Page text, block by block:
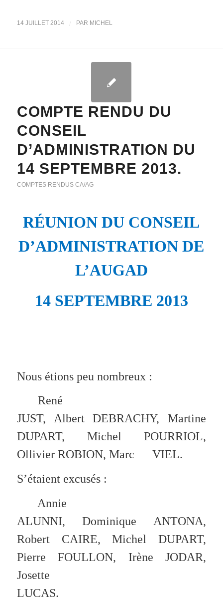
14 JUILLET 2014 / PAR MICHEL
COMPTE RENDU DU
CONSEIL
D’ADMINISTRATION DU
14 SEPTEMBRE 2013.
COMPTES RENDUS CA/AG
RÉUNION DU CONSEIL
D’ADMINISTRATION DE
L’AUGAD
14 SEPTEMBRE 2013
Nous étions peu nombreux :
René
JUST, Albert DEBRACHY, Martine
DUPART, Michel POURRIOL,
Ollivier ROBION, Marc
VIEL.
S’étaient excusés :
Annie
ALUNNI, Dominique ANTONA,
Robert CAIRE, Michel DUPART,
Pierre FOULLON, IrèneJODAR,
Josette
LUCAS.